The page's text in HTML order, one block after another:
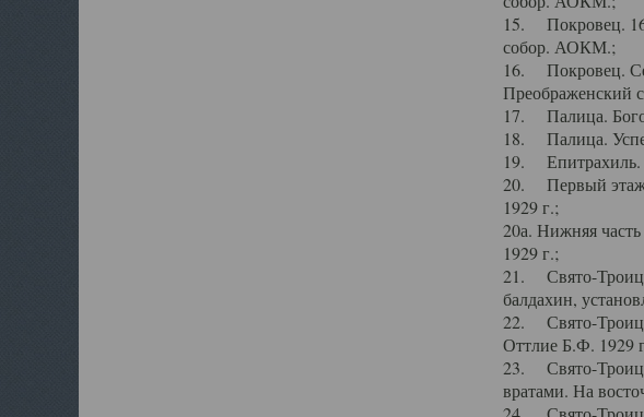
15. Покровец.
собор. АОКМ.;
16. Покровец. Се
Преображенский
17. Палица.
18. Палица.
19.
20. Первый этаж
1929 г.;
20а. Нижняя
1929 г.;
21. Свято-
балдахин,
22. Свято-
Оттлие Б.Ф. 1929
23. Свято-
вратами. На